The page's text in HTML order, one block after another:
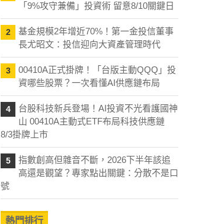
「9%攻守兼備」投資術 留意8/10關鍵日
2
基金規模2年增近70%！第一金投信董事
長尤昭文：投信迎向大資產管理時代
3
00410A正式掛牌！「台版主動QQQ」投
資哪些股票？一次看懂AI供應鏈布局
4
台股科技新兵登場！AI投資不光看護國神
山 00410A主動式ETF布局科技供應鏈
8/3掛牌上市
5
指數創高但雜音不斷，2026下半年該追
高還是觀望？專家點出關鍵：分散不是口
號
熱門排行